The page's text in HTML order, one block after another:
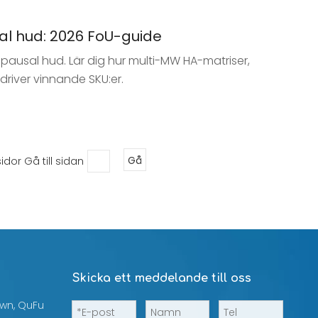
hud: 2026 FoU-guide
hud. Lär dig hur multi-MW HA-matriser,
vinnande SKU:er.
Gå till sidan Gå
QuFu
Skicka ett meddelande till oss